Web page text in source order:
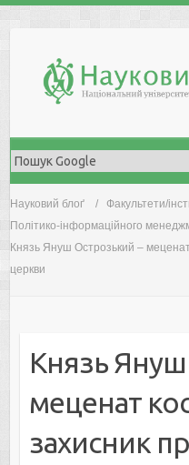
Науковий блоґ
Факультети/
Політико-інформаційного
Князь Януш Острозький –
церкви
Князь
меценат
захисник